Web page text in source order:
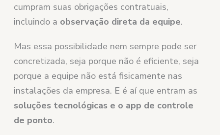
cumpram suas obrigações contratuais,
incluindo a observação direta da equipe.
Mas essa possibilidade nem sempre pode ser
concretizada, seja porque não é eficiente, seja
porque a equipe não está fisicamente nas
instalações da empresa. E é aí que entram as
soluções tecnológicas e o app de controle
de ponto.